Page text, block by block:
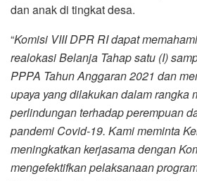
dan anak di tingkat desa.
“Komisi VIII DPR RI dapat
realokasi Belanja Tahap satu (I)
PPPA Tahun Anggaran 2021 dan
upaya yang dilakukan dalam rangka
perlindungan terhadap perempuan
pandemi Covid-19. Kami meminta
meningkatkan kerjasama dengan
mengefektifkan pelaksanaan